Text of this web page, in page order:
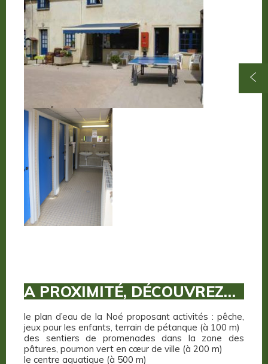
A PROXIMITÉ, DÉCOUVREZ…
le plan d’eau de la Noé proposant activités : pêche,
jeux pour les enfants, terrain de pétanque (à 100 m)
des sentiers de promenades dans la zone des
pâtures, poumon vert en cœur de ville (à 200 m)
le centre aquatique (à 500 m)